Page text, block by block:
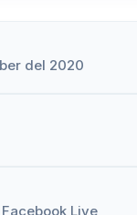
del 2020
Live